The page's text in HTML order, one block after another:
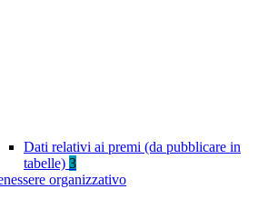
Dati relativi ai premi (da pubblicare in
tabelle) 3
organizzativo